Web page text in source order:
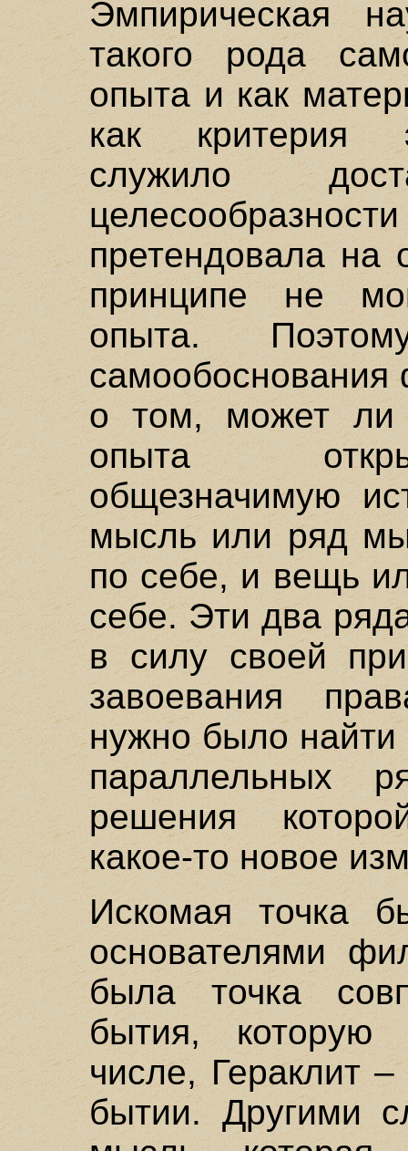
Эмпирическая
такого рода
опыта и как
как критерия
служило
претендовала на
принципе не
опыта.
о том, может ли
опыта
общезначимую
мысль или ряд
по себе, и вещь
себе. Эти два
в силу своей
завоевания
нужно было найти
параллельных
решения
какое-то новое
Искомая точка
основателями
была точка
бытия,
числе, Гераклит
бытии. Другими